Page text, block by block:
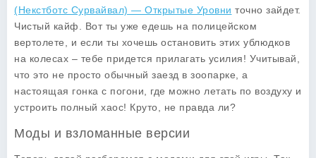
(Некстботс Сурвайвал) — Открытые Уровни точно зайдет.
Чистый кайф. Вот ты уже едешь на полицейском
вертолете, и если ты хочешь остановить этих ублюдков
на колесах – тебе придется прилагать усилия! Учитывай,
что это не просто обычный заезд в зоопарке, а
настоящая гонка с погони, где можно летать по воздуху и
устроить полный хаос! Круто, не правда ли?
Моды и взломанные версии